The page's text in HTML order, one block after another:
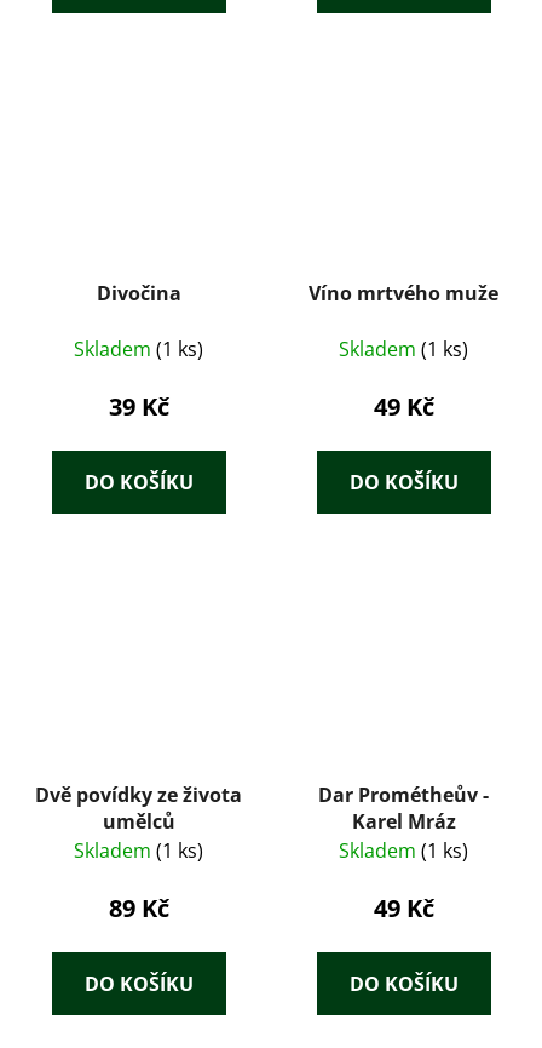
Divočina
Skladem (1 ks)
39 Kč
DO KOŠÍKU
Víno mrtvého muže
Skladem (1 ks)
49 Kč
DO KOŠÍKU
Dvě povídky ze života
umělců
Skladem (1 ks)
89 Kč
DO KOŠÍKU
Dar Prométheův -
Karel Mráz
Skladem (1 ks)
49 Kč
DO KOŠÍKU